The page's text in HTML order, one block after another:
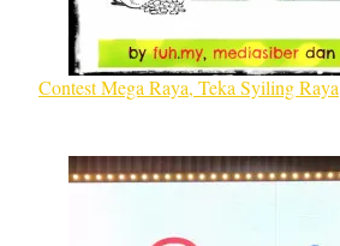
Contest Mega Raya, Teka Syiling